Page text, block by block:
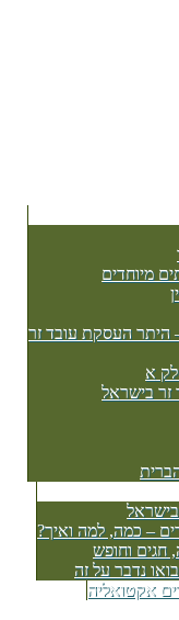
מיוחדים
היתר העסקת עובד זר
א
זר בישראל
בישראל
– כמה, למה ואיך?
חגים וחופש
נדבר על זה
אקטואליה